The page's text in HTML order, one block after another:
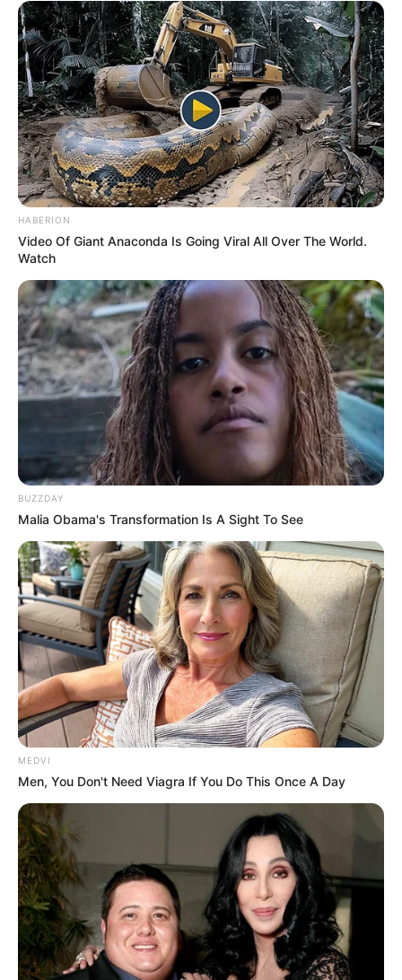
HABERION
Video Of Giant Anaconda Is Going Viral All Over The World.
Watch
BUZZDAY
Malia Obama's Transformation Is A Sight To See
MEDVI
Men, You Don't Need Viagra If You Do This Once A Day